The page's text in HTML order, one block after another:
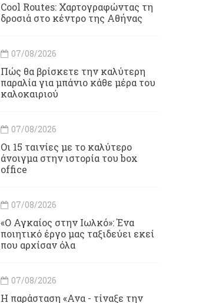
Cool Routes: Χαρτογραφώντας τη
δροσιά στο κέντρο της Αθήνας
07/08/2026
Πώς θα βρίσκετε την καλύτερη
παραλία για μπάνιο κάθε μέρα του
καλοκαιριού
07/08/2026
Οι 15 ταινίες με το καλύτερο
άνοιγμα στην ιστορία του box
office
07/08/2026
«Ο Αγκαίος στην Ιωλκό»: Ένα
ποιητικό έργο μας ταξιδεύει εκεί
που αρχίσαν όλα
07/08/2026
Η παράσταση «Ανα - τίναξε την